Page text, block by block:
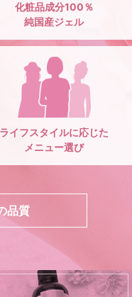
化粧品成分100％
純国産ジェル
ライフスタイルに応じた
メニュー選び
品質